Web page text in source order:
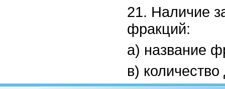
21. Наличие
фракций:
а) название
в) количество